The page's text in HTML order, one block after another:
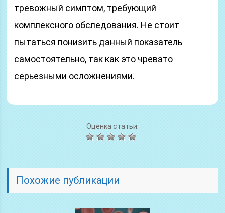
тревожный симптом, требующий
комплексного обследования. Не стоит
пытаться понизить данный показатель
самостоятельно, так как это чревато
серьезными осложнениями.
Оценка статьи:
Похожие публикации